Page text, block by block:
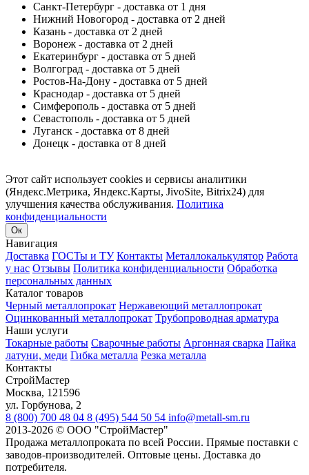
Санкт-Петербург - доставка от 1 дня
Нижний Новогород - доставка от 2 дней
Казань - доставка от 2 дней
Воронеж - доставка от 2 дней
Екатеринбург - доставка от 5 дней
Волгоград - доставка от 5 дней
Ростов-На-Дону - доставка от 5 дней
Краснодар - доставка от 5 дней
Симферополь - доставка от 5 дней
Севастополь - доставка от 5 дней
Луганск - доставка от 8 дней
Донецк - доставка от 8 дней
Этот сайт использует cookies и сервисы аналитики
(Яндекс.Метрика, Яндекс.Карты, JivoSite, Bitrix24) для
улучшения качества обслуживания. Политика
конфиденциальности
Ок
Навигация
Доставка ГОСТы и ТУ Контакты Металлокалькулятор Работа
у нас Отзывы Политика конфиденциальности Обработка
персональных данных
Каталог товаров
Черный металлопрокат Нержавеющий металлопрокат
Оцинкованный металлопрокат Трубопроводная арматура
Наши услуги
Токарные работы Сварочные работы Аргонная сварка Пайка
латуни, меди Гибка металла Резка металла
Контакты
СтройМастер
Москва, 121596
ул. Горбунова, 2
8 (800) 700 48 04 8 (495) 544 50 54 info@metall-sm.ru
2013-2026 © ООО "СтройМастер"
Продажа металлопроката по всей России. Прямые поставки с
заводов-производителей. Оптовые цены. Доставка до
потребителя.